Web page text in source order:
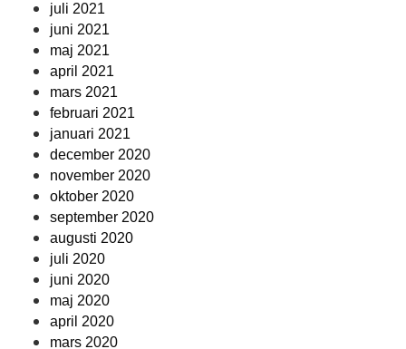
juli 2021
juni 2021
maj 2021
april 2021
mars 2021
februari 2021
januari 2021
december 2020
november 2020
oktober 2020
september 2020
augusti 2020
juli 2020
juni 2020
maj 2020
april 2020
mars 2020